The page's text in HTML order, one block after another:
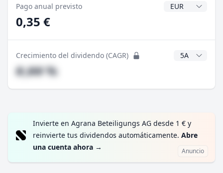
Pago anual previsto Divisa del
0,35 €
Crecimiento del dividendo (CAGR) Años CAGR
#,## %
Invierte en Agrana Beteiligungs AG desde 1 € y
reinvierte tus dividendos automáticamente. Abre
una cuenta ahora → Anuncio